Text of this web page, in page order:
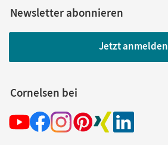
Newsletter abonnieren
Jetzt anmelden
Cornelsen bei